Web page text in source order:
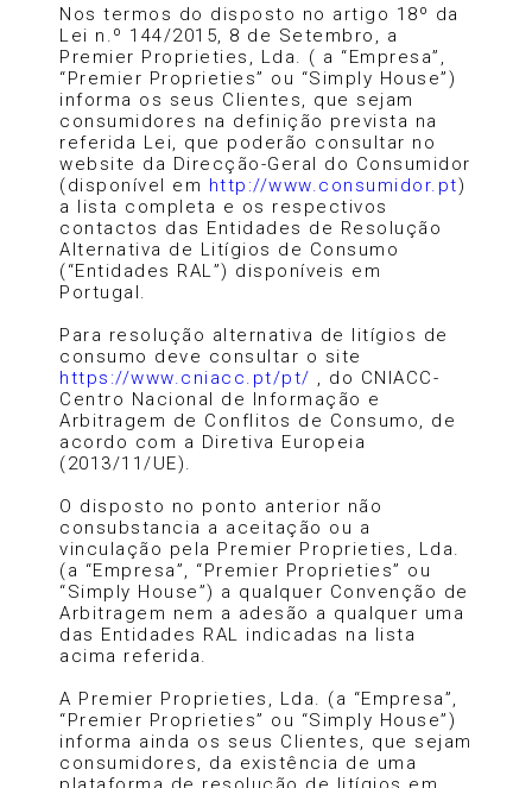
Nos termos do disposto no artigo 18º da
Lei n.º 144/2015, 8 de Setembro, a
Premier Proprieties, Lda. ( a “Empresa”,
“Premier Proprieties” ou “Simply House”)
informa os seus Clientes, que sejam
consumidores na definição prevista na
referida Lei, que poderão consultar no
website da Direcção-Geral do Consumidor
(disponível em http://www.consumidor.pt)
a lista completa e os respectivos
contactos das Entidades de Resolução
Alternativa de Litígios de Consumo
(“Entidades RAL”) disponíveis em
Portugal.
Para resolução alternativa de litígios de
consumo deve consultar o site
https://www.cniacc.pt/pt/ , do CNIACC-
Centro Nacional de Informação e
Arbitragem de Conflitos de Consumo, de
acordo com a Diretiva Europeia
(2013/11/UE).
O disposto no ponto anterior não
consubstancia a aceitação ou a
vinculação pela Premier Proprieties, Lda.
(a “Empresa”, “Premier Proprieties” ou
“Simply House”) a qualquer Convenção de
Arbitragem nem a adesão a qualquer uma
das Entidades RAL indicadas na lista
acima referida.
A Premier Proprieties, Lda. (a “Empresa”,
“Premier Proprieties” ou “Simply House”)
informa ainda os seus Clientes, que sejam
consumidores, da existência de uma